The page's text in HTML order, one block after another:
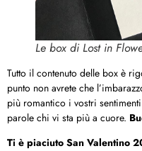
Le box di Lost in
Tutto il contenuto delle box è
punto non avrete che
più romantico i vostri
parole chi vi sta più a cuore.
Ti è piaciuto San Valentino